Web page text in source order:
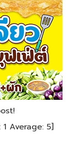
1 Average: 5]